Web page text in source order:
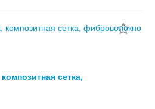
сетка,